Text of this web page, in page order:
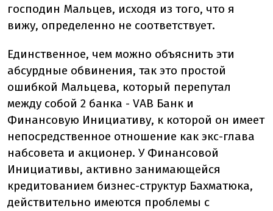
господин Мальцев, исходя из того, что я
вижу, определенно не соответствует.
Единственное, чем можно объяснить эти
абсурдные обвинения, так это простой
ошибкой Мальцева, который перепутал
между собой 2 банка - VAB Банк и
Финансовую Инициативу, к которой он имеет
непосредственное отношение как экс-глава
набсовета и акционер. У Финансовой
Инициативы, активно занимающейся
кредитованием бизнес-структур Бахматюка,
действительно имеются проблемы с